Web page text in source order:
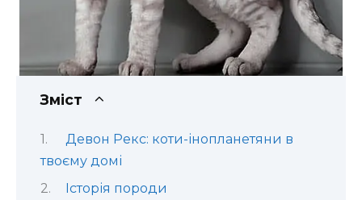
Зміст
Девон Рекс: коти-інопланетяни в
твоєму домі
Історія породи